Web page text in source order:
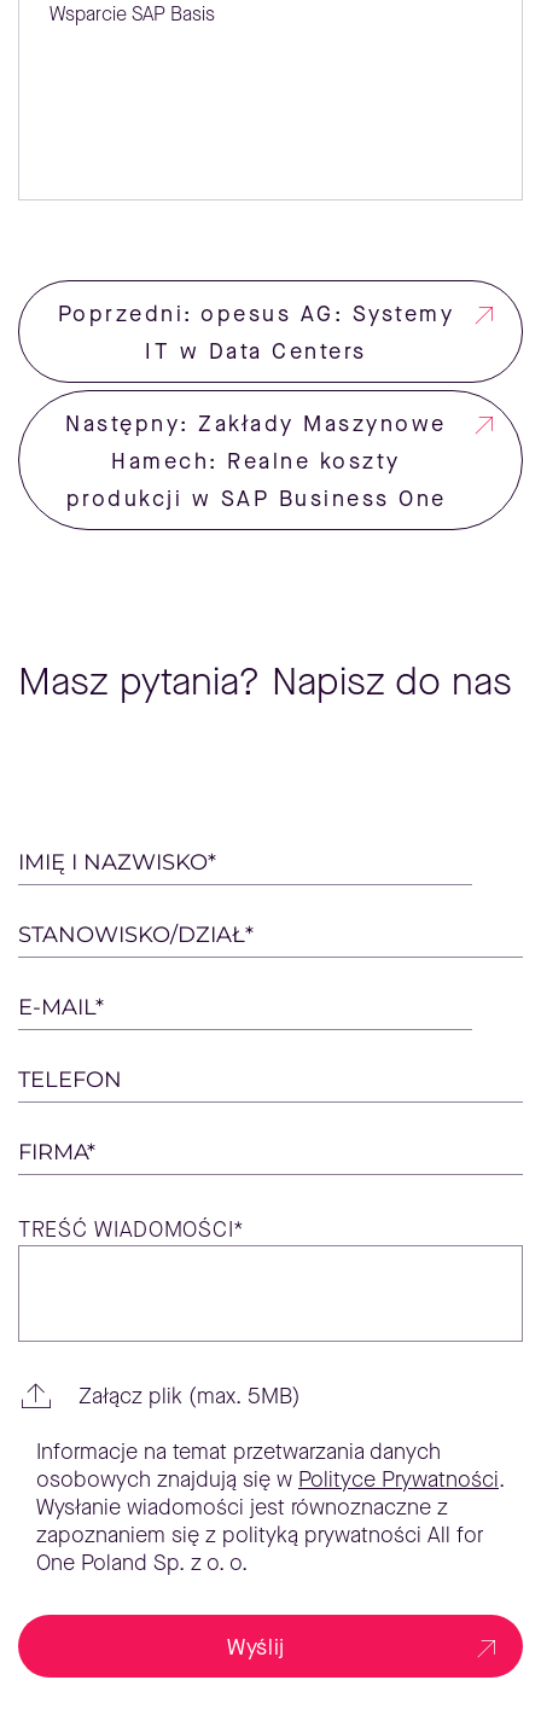
Wsparcie SAP Basis
Poprzedni: opesus AG: Systemy
IT w Data Centers
Następny: Zakłady Maszynowe
Hamech: Realne koszty
produkcji w SAP Business One
Masz pytania? Napisz do nas
Please
this
field
empty.
IMIĘ I NAZWISKO*
STANOWISKO/DZIAŁ*
E-MAIL*
TELEFON
FIRMA*
TREŚĆ WIADOMOŚCI*
Załącz plik (max. 5MB)
Informacje na temat przetwarzania danych
osobowych znajdują się w Polityce Prywatności.
Wysłanie wiadomości jest równoznaczne z
zapoznaniem się z polityką prywatności All for
One Poland Sp. z o. o.
Wyślij